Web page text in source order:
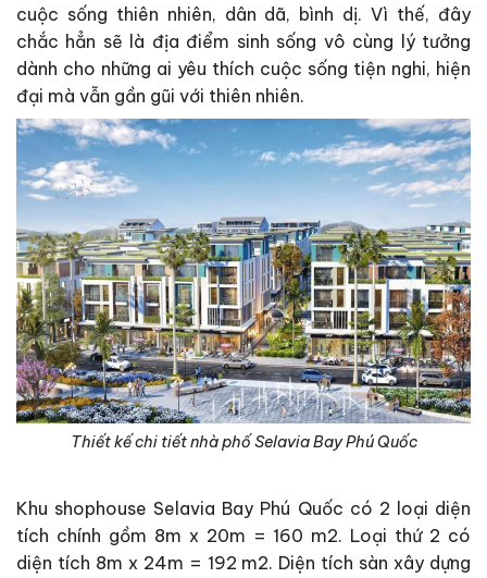
cuộc sống thiên nhiên, dân dã, bình dị. Vì thế, đây
chắc hẳn sẽ là địa điểm sinh sống vô cùng lý tưởng
dành cho những ai yêu thích cuộc sống tiện nghi, hiện
đại mà vẫn gần gũi với thiên nhiên.
Thiết kế chi tiết nhà phố Selavia Bay Phú Quốc
Khu shophouse Selavia Bay Phú Quốc có 2 loại diện
tích chính gồm 8m x 20m = 160 m2. Loại thứ 2 có
diện tích 8m x 24m = 192 m2. Diện tích sàn xây dựng